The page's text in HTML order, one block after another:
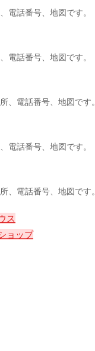
電話番号、地図です。
電話番号、地図です。
、電話番号、地図です。
電話番号、地図です。
、電話番号、地図です。
ス
ョップ